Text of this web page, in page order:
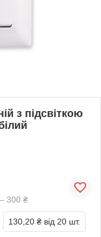
з підсвіткою
300 ₴
130,20 ₴ від 20 шт.